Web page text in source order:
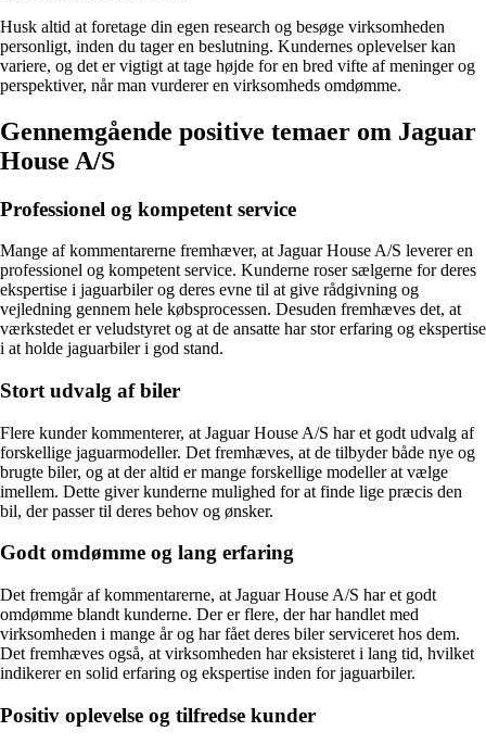
Husk altid at foretage din egen research og besøge virksomheden
personligt, inden du tager en beslutning. Kundernes oplevelser kan
variere, og det er vigtigt at tage højde for en bred vifte af meninger og
perspektiver, når man vurderer en virksomheds omdømme.
Gennemgående positive temaer om Jaguar
House A/S
Professionel og kompetent service
Mange af kommentarerne fremhæver, at Jaguar House A/S leverer en
professionel og kompetent service. Kunderne roser sælgerne for deres
ekspertise i jaguarbiler og deres evne til at give rådgivning og
vejledning gennem hele købsprocessen. Desuden fremhæves det, at
værkstedet er veludstyret og at de ansatte har stor erfaring og ekspertise
i at holde jaguarbiler i god stand.
Stort udvalg af biler
Flere kunder kommenterer, at Jaguar House A/S har et godt udvalg af
forskellige jaguarmodeller. Det fremhæves, at de tilbyder både nye og
brugte biler, og at der altid er mange forskellige modeller at vælge
imellem. Dette giver kunderne mulighed for at finde lige præcis den
bil, der passer til deres behov og ønsker.
Godt omdømme og lang erfaring
Det fremgår af kommentarerne, at Jaguar House A/S har et godt
omdømme blandt kunderne. Der er flere, der har handlet med
virksomheden i mange år og har fået deres biler serviceret hos dem.
Det fremhæves også, at virksomheden har eksisteret i lang tid, hvilket
indikerer en solid erfaring og ekspertise inden for jaguarbiler.
Positiv oplevelse og tilfredse kunder